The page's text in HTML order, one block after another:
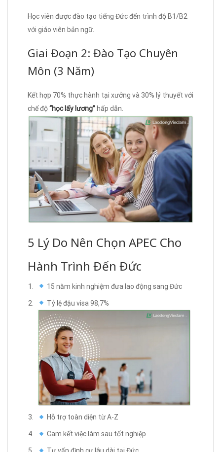
Học viên được đào tạo tiếng Đức đến trình độ B1/B2
với giáo viên bản ngữ.
Giai Đoạn 2: Đào Tạo Chuyên
Môn (3 Năm)
Kết hợp 70% thực hành tại xưởng và 30% lý thuyết với
chế độ“học lấy lương” hấp dẫn.
5 Lý Do Nên Chọn APEC Cho
Hành Trình Đến Đức
15 năm kinh nghiệm đưa lao động sang Đức
Tỷ lệ đậu visa 98,7%
Hỗ trợ toàn diện từ A-Z
Cam kết việc làm sau tốt nghiệp